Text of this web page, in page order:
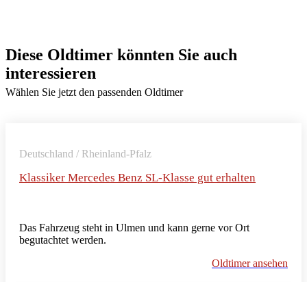
Diese Oldtimer könnten Sie auch
interessieren
Wählen Sie jetzt den passenden Oldtimer
Deutschland / Rheinland-Pfalz
Klassiker Mercedes Benz SL-Klasse gut erhalten
Das Fahrzeug steht in Ulmen und kann gerne vor Ort
begutachtet werden.
Oldtimer ansehen